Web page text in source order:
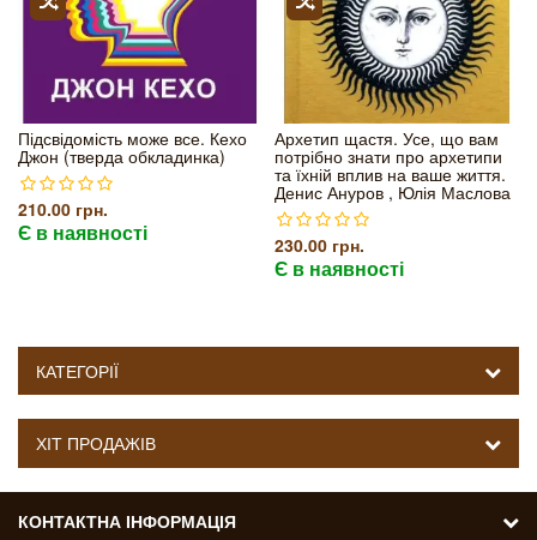
Підсвідомість може все. Кехо
Джон (тверда обкладинка)
210.00 грн.
Є в наявності
Архетип щастя. Усе, що вам
потрібно знати про архетипи
та їхній вплив на ваше життя.
Денис Ануров , Юлія Маслова
230.00 грн.
Є в наявності
КАТЕГОРІЇ
ХІТ ПРОДАЖІВ
КОНТАКТНА ІНФОРМАЦІЯ